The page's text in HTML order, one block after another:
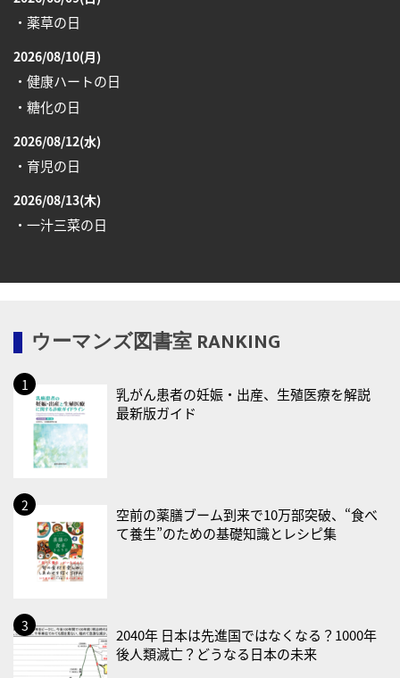
・薬草の日
2026/08/10(月)
・健康ハートの日
・糖化の日
2026/08/12(水)
・育児の日
2026/08/13(木)
・一汁三菜の日
・減塩の日
・防犯の日
2026/08/19(水)
・世界人道デー
・食育の日
2026/08/21(金)
・献血の日
2026/08/22(土)
・禁煙の日
・不眠の日
・乳酸菌の日
ウーマンズ図書室 RANKING
乳がん患者の妊娠・出産、生殖医療を解説
最新版ガイド
空前の薬膳ブーム到来で10万部突破、“食べ
て養生”のための基礎知識とレシピ集
2040年 日本は先進国ではなくなる？1000年
後人類滅亡？どうなる日本の未来